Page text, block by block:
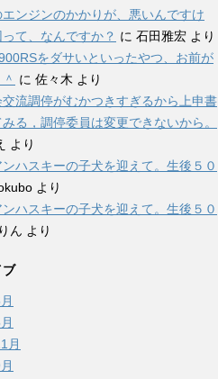
ンジンのかかりが、悪いんですけ
て、なんですか？ に 石田雅宏 より
をダサいといったやつ、お前が
に 佐々木 より
流調停がむかつきすぎるから上申書
る，調停委員は変更できないから。
より
ハスキーの子犬を迎えて。生後５０
より
ハスキーの子犬を迎えて。生後５０
りん より
ブ
月